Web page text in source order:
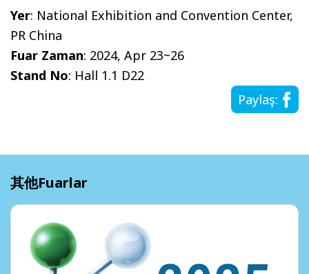
Yer: National Exhibition and Convention Center,
PR China
Fuar Zaman: 2024, Apr 23~26
Stand No: Hall 1.1 D22
Paylaş:
其他Fuarlar